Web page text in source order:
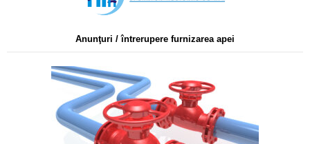
Guvernanță Corporativă
Informații de interes public
Calitatea apei
Comunicare
Anunţuri / întrerupere furnizarea apei